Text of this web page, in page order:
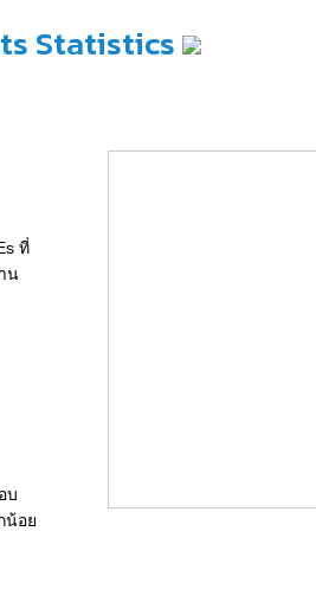
Statistics
ที่
น
บ
น้อย